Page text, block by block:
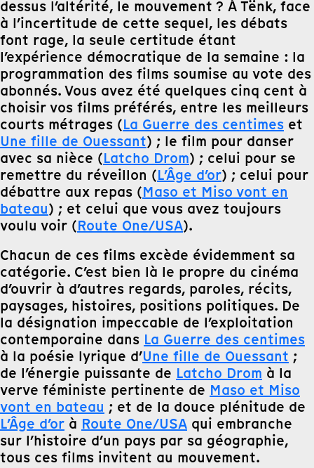
dessus l’altérité, le mouvement ? À Tënk, face
à l’incertitude de cette sequel, les débats
font rage, la seule certitude étant
l’expérience démocratique de la semaine : la
programmation des films soumise au vote des
abonnés. Vous avez été quelques cinq cent à
choisir vos films préférés, entre les meilleurs
courts métrages (La Guerre des centimes et
Une fille de Ouessant) ; le film pour danser
avec sa nièce (Latcho Drom) ; celui pour se
remettre du réveillon (L’Âge d’or) ; celui pour
débattre aux repas (Maso et Miso vont en
bateau) ; et celui que vous avez toujours
voulu voir (Route One/USA).
Chacun de ces films excède évidemment sa
catégorie. C’est bien là le propre du cinéma
d’ouvrir à d’autres regards, paroles, récits,
paysages, histoires, positions politiques. De
la désignation impeccable de l’exploitation
contemporaine dans La Guerre des centimes
à la poésie lyrique d’Une fille de Ouessant ;
de l’énergie puissante de Latcho Drom à la
verve féministe pertinente de Maso et Miso
vont en bateau ; et de la douce plénitude de
L’Âge d’or à Route One/USA qui embranche
sur l’histoire d’un pays par sa géographie,
tous ces films invitent au mouvement.